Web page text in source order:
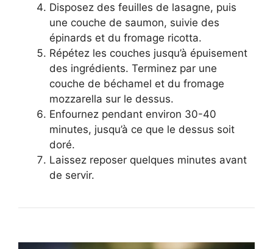
Disposez des feuilles de lasagne, puis
une couche de saumon, suivie des
épinards et du fromage ricotta.
Répétez les couches jusqu’à épuisement
des ingrédients. Terminez par une
couche de béchamel et du fromage
mozzarella sur le dessus.
Enfournez pendant environ 30-40
minutes, jusqu’à ce que le dessus soit
doré.
Laissez reposer quelques minutes avant
de servir.